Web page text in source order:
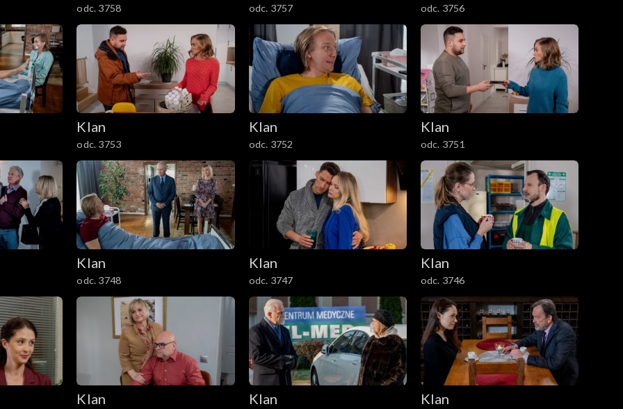
odc. 3758 odc. 3757 odc. 3756
Klan
odc. 3753
Klan
odc. 3752
Klan
odc. 3751
Klan
odc. 3748
Klan
odc. 3747
Klan
odc. 3746
Klan Klan Klan